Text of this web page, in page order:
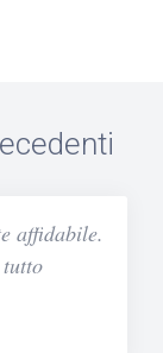
affidabile.